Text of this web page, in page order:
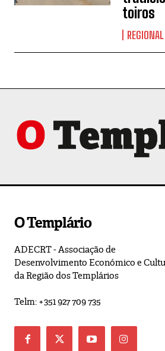
toiros
REGIONAL
O Templário
ADECRT - Associação de
Desenvolvimento Económico e
da Região dos Templários
Telm: +351 927 709 735